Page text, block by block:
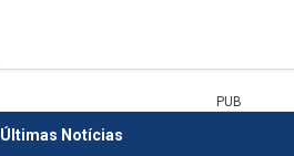
PUB
Últimas Notícias